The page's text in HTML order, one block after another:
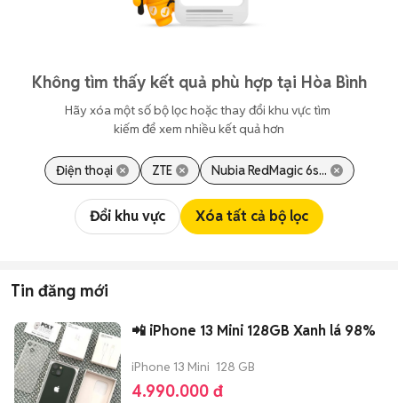
Không tìm thấy kết quả phù hợp tại Hòa Bình
Hãy xóa một số bộ lọc hoặc thay đổi khu vực tìm
kiếm để xem nhiều kết quả hơn
Điện thoại ZTE Nubia RedMagic 6s...
Đổi khu vực Xóa tất cả bộ lọc
Tin đăng mới
📲 iPhone 13 Mini 128GB Xanh lá 98%
iPhone 13 Mini 128 GB
4.990.000 đ